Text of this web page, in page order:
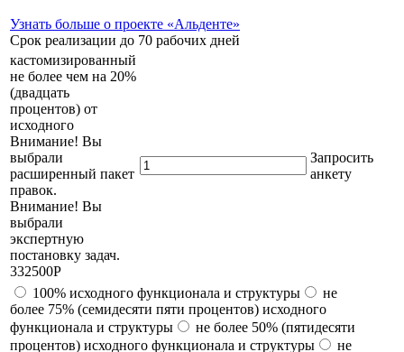
Узнать больше о проекте «Альденте»
Срок реализации до 70 рабочих дней
кастомизированный
не более чем на 20%
(двадцать
процентов) от
исходного
Внимание! Вы
выбрали
расширенный пакет
правок.
Внимание! Вы
выбрали
экспертную
постановку задач.
332500Р
Запросить
анкету
100% исходного функционала и структуры
не
более 75% (семидесяти пяти процентов) исходного
функционала и структуры
не более 50% (пятидесяти
процентов) исходного функционала и структуры
не